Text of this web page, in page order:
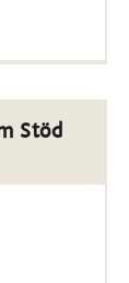
Stöd